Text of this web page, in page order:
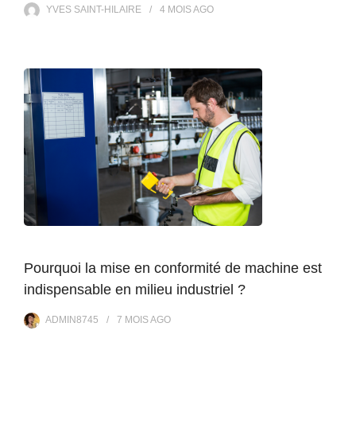
YVES SAINT-HILAIRE 4 MOISAGO
Pourquoi la mise en conformité de machine est
indispensable en milieu industriel ?
ADMIN8745 7 MOISAGO